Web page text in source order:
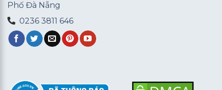
Phố Đà Nẵng
0236 3811 646